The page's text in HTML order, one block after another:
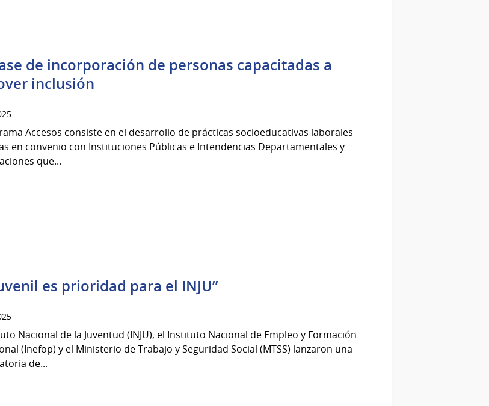
de incorporación de personas capacitadas a
inclusión
Accesos consiste en el desarrollo de prácticas socioeducativas laborales
en convenio con Instituciones Públicas e Intendencias Departamentales y
que...
es prioridad para el INJU”
Nacional de la Juventud (INJU), el Instituto Nacional de Empleo y Formación
(Inefop) y el Ministerio de Trabajo y Seguridad Social (MTSS) lanzaron una
de...